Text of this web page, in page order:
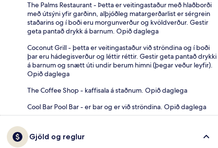
The Palms Restaurant - Þetta er veitingastaður með hlaðborði
með útsýni yfir garðinn, alþjóðleg matargerðarlist er sérgrein
staðarins og í boði eru morgunverður og kvöldverður. Gestir
geta pantað drykk á barnum. Opið daglega
Coconut Grill - þetta er veitingastaður við ströndina og í boði
þar eru hádegisverður og léttir réttir. Gestir geta pantað drykki
á barnum og snætt úti undir berum himni (þegar veður leyfir).
Opið daglega
The Coffee Shop - kaffisala á staðnum. Opið daglega
Cool Bar Pool Bar - er bar og er við ströndina. Opið daglega
Gjöld og reglur